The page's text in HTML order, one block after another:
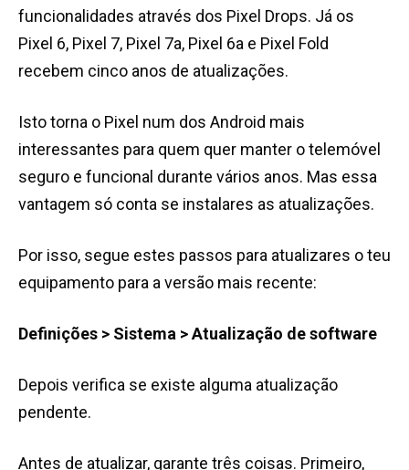
funcionalidades através dos Pixel Drops. Já os
Pixel 6, Pixel 7, Pixel 7a, Pixel 6a e Pixel Fold
recebem cinco anos de atualizações.
Isto torna o Pixel num dos Android mais
interessantes para quem quer manter o telemóvel
seguro e funcional durante vários anos. Mas essa
vantagem só conta se instalares as atualizações.
Por isso, segue estes passos para atualizares o teu
equipamento para a versão mais recente:
Definições > Sistema > Atualização de software
Depois verifica se existe alguma atualização
pendente.
Antes de atualizar, garante três coisas. Primeiro,